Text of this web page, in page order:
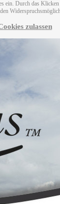
ein. Durch das
zulassen